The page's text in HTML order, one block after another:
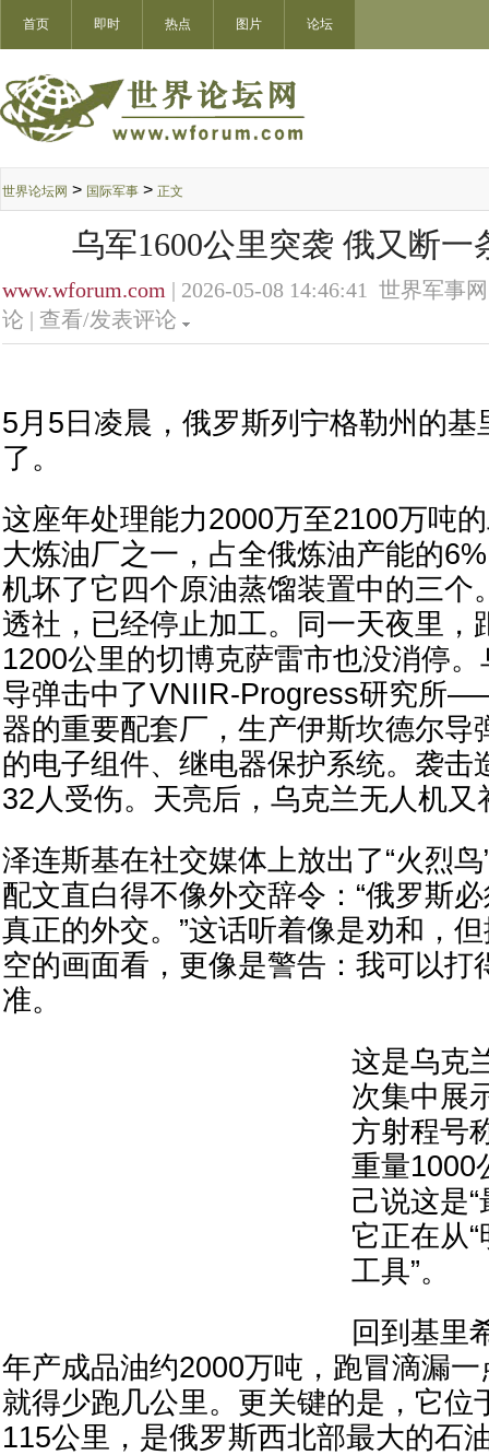
首页 即时 热点 图片 论坛
世界论坛网 > 国际军事 > 正文
乌军1600公里突袭 俄又断一
www.wforum.com | 2026-05-08 14:46:41 世界军事
论 | 查看/发表评论
5月5日凌晨，俄罗斯列宁格勒州的基
了。
这座年处理能力2000万至2100万吨
大炼油厂之一，占全俄炼油产能的
机坏了它四个原油蒸馏装置中的三个
透社，已经停止加工。同一天夜里，
1200公里的切博克萨雷市也没消停。
导弹击中了VNIIR-Progress研究所
器的重要配套厂，生产伊斯坎德尔导
的电子组件、继电器保护系统。袭击
32人受伤。天亮后，乌克兰无人机又
泽连斯基在社交媒体上放出了“火烈
配文直白得不像外交辞令：“俄罗斯
真正的外交。”这话听着像是劝和，
空的画面看，更像是警告：我可以打
准。
这是乌克
次集中展
方射程号
重量1000
己说这是
它正在从“
工具”。
回到基里
年产成品油约2000万吨，跑冒滴漏
就得少跑几公里。更关键的是，它位
115公里，是俄罗斯西北部最大的石